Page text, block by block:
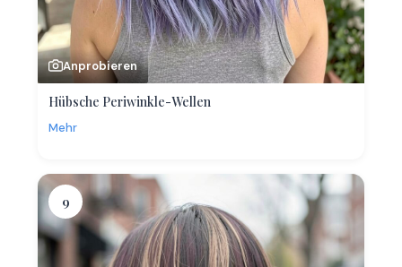
Anprobieren
Hübsche Periwinkle-Wellen
Mehr
9